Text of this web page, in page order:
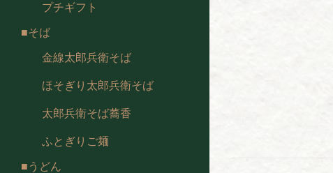
プチギフト
そば
金線太郎兵衛そば
ほそぎり太郎兵衛そば
太郎兵衛そば蕎香
ふとぎりご麺
うどん